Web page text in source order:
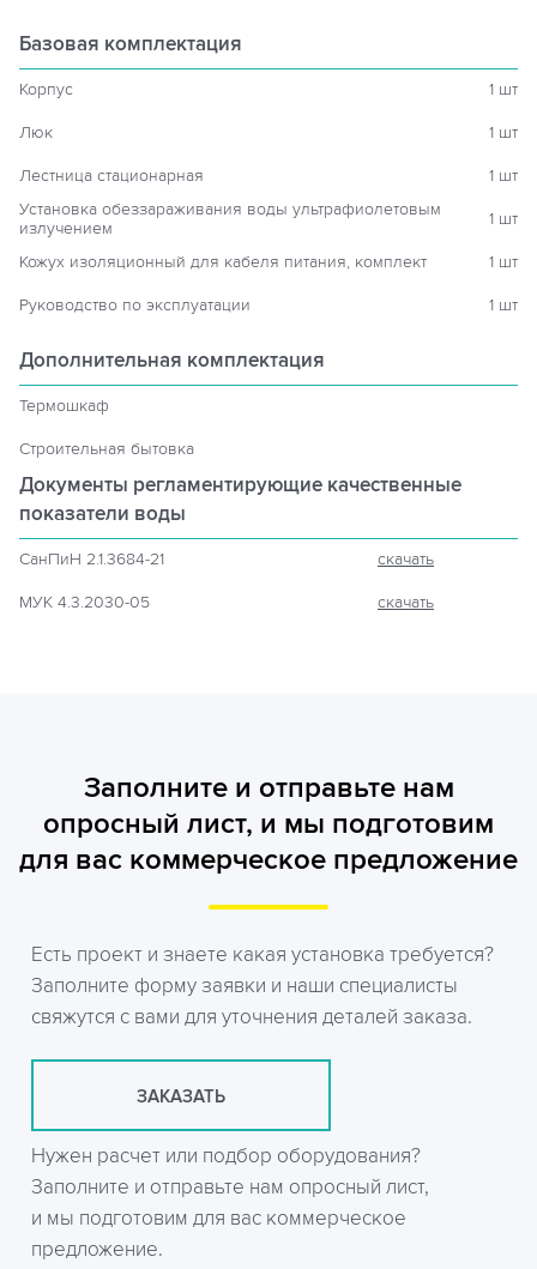
Базовая комплектация
Корпус 1 шт
Люк 1 шт
Лестница стационарная
1 шт
Установка обеззараживания воды ультрафиолетовым
излучением
1 шт
Кожух изоляционный для кабеля питания, комплект 1 шт
Руководство по эксплуатации 1 шт
Дополнительная комплектация
Термошкаф
Строительная бытовка
Документы регламентирующие качественные
показатели воды
СанПиН 2.1.3684-21 скачать
МУК 4.3.2030-05 скачать
Заполните и отправьте нам
опросный лист, и мы подготовим
для вас коммерческое предложение
Есть проект и знаете какая установка требуется?
Заполните форму заявки и наши специалисты
свяжутся с вами для уточнения деталей заказа.
ЗАКАЗАТЬ
Нужен расчет или подбор оборудования?
Заполните и отправьте нам опросный лист,
и мы подготовим для вас коммерческое
предложение.